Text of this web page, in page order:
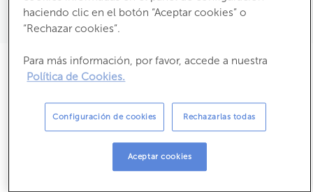
Propietario:
Descripción
Finca registral: 30992
Referencia catastral:
4997807YJ0649N0001SO
Superficie catastral: 1.356,00m2s
Superficie registral: 1.348,67m2s
haciendo clic en el botón “Aceptar cookies” o
“Rechazar cookies”.
Para más información, por favor, accede a nuestra
Política de Cookies.
Configuración de cookies
Aceptar cookies
Rechazarlas todas